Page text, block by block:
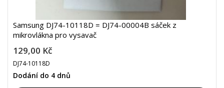
Samsung DJ74-10118D = DJ74-00004B sáček z
mikrovlákna pro vysavač
129,00 Kč
DJ74-10118D
Dodání do 4 dnů